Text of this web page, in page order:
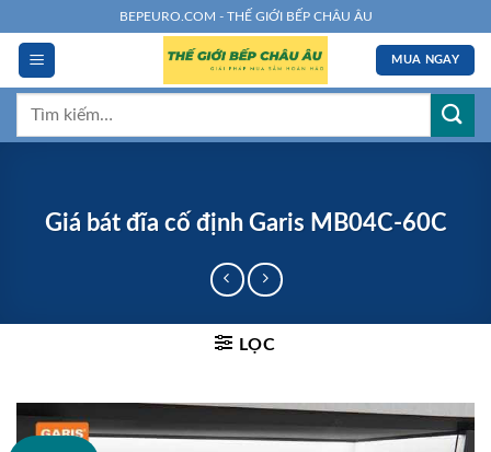
đến
dung
BEPEURO.COM - THẾ GIỚI BẾP CHÂU ÂU
MUA NGAY
Tìm
Giá bát đĩa cố định Garis MB04C-60C
LỌC